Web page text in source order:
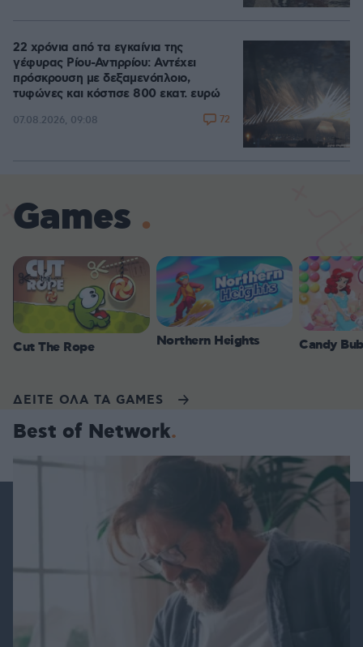
22 χρόνια από τα εγκαίνια της
γέφυρας Ρίου-Αντιρρίου: Αντέχει
πρόσκρουση με δεξαμενόπλοιο,
τυφώνες και κόστισε 800 εκατ. ευρώ
07.08.2026, 09:08 72
Games
Cut The Rope Northern Heights Candy
ΔΕΙΤΕ ΟΛΑ ΤΑ GAMES
Best of Network